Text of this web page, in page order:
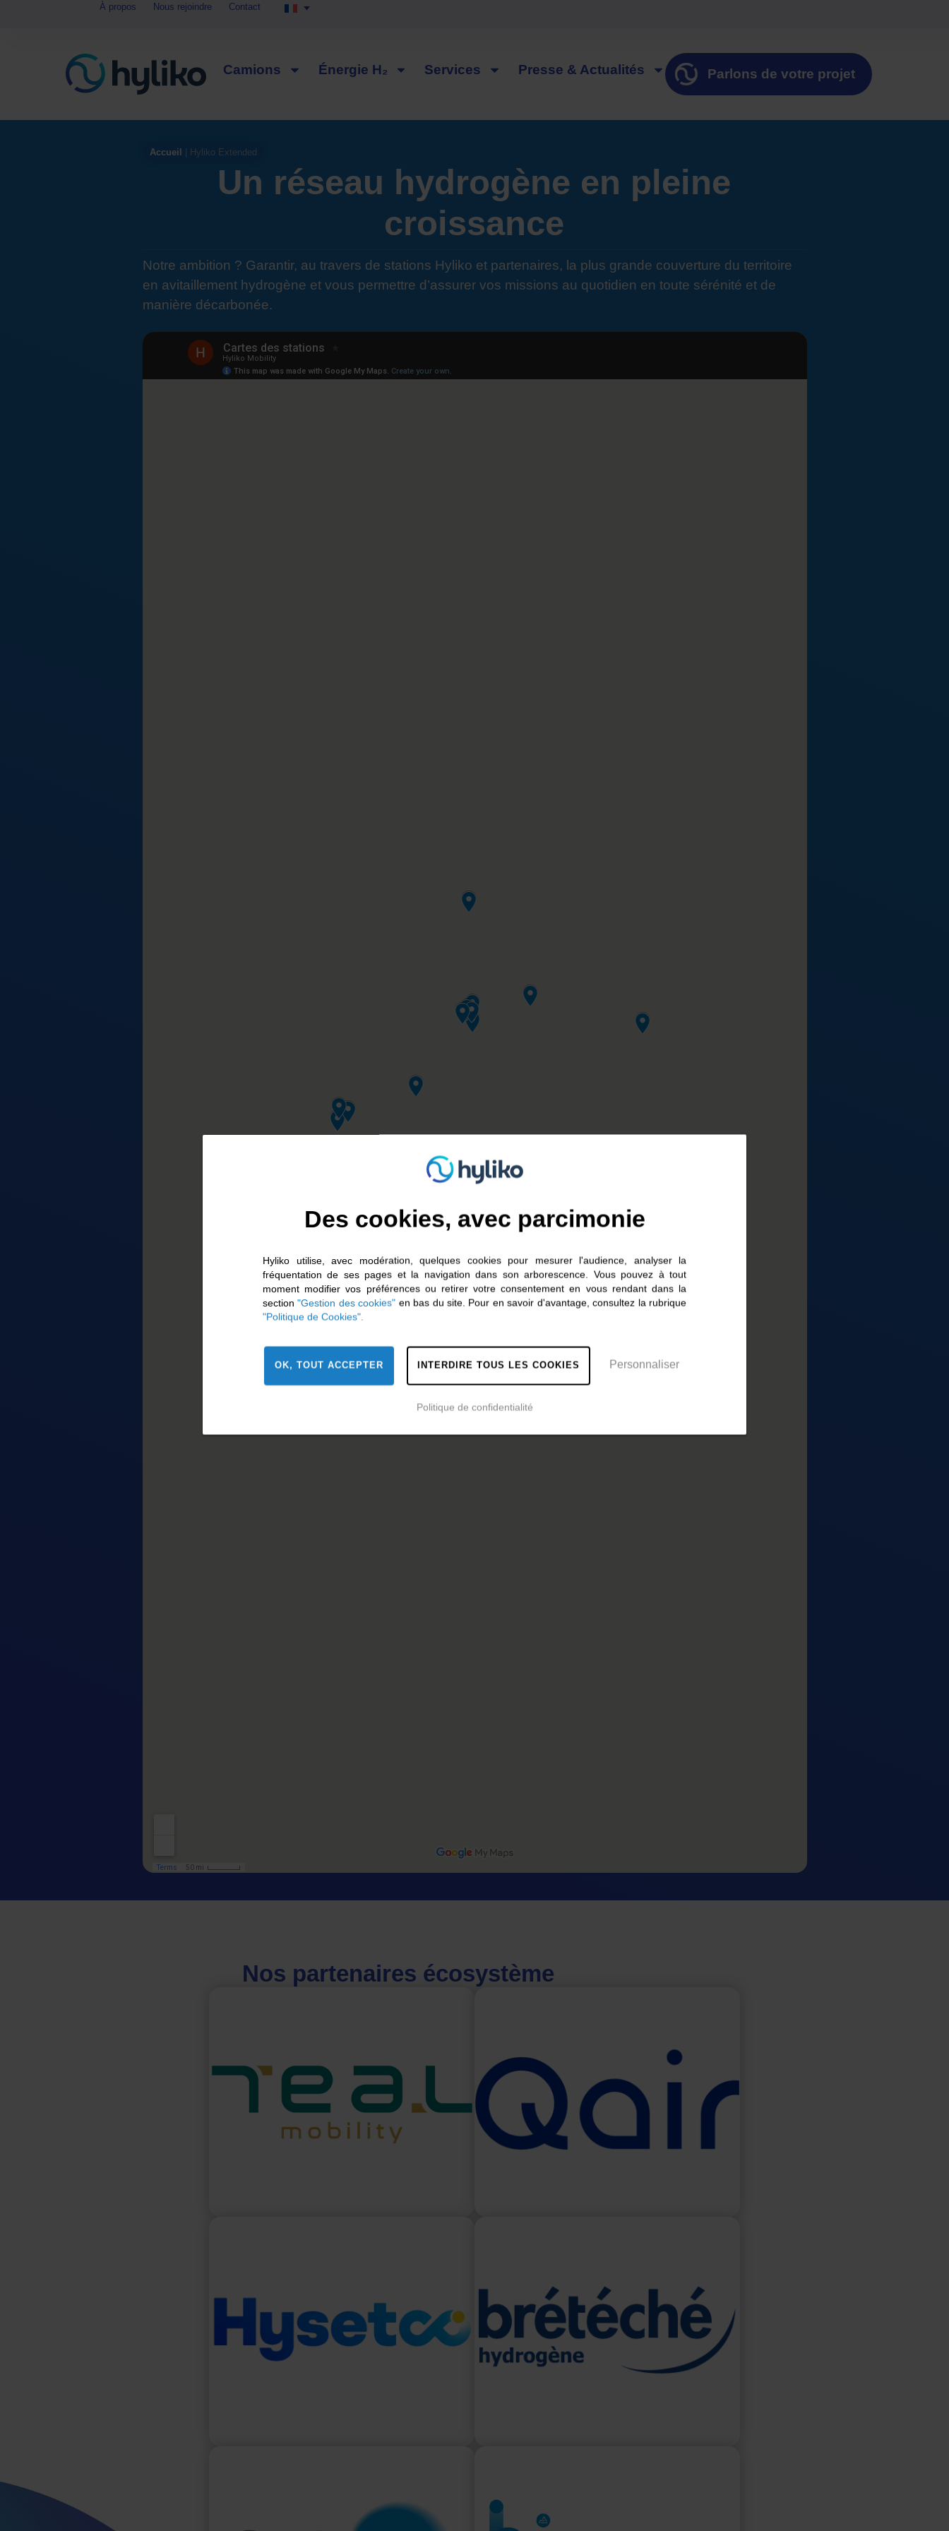
À propos Nous rejoindre Contact
Camions Énergie H₂ Services Presse & Actualités Parlons de votre projet
Accueil Hyliko Extended
Un réseau hydrogène en pleine
croissance​
Notre ambition ? Garantir, au travers de stations Hyliko et partenaires, la plus grande couverture du territoire
en avitaillement hydro­gène et vous permettre d’assurer vos missions au quotidien en toute sérénité et de
manière décarbonée.
Nos partenaires écosystème
Né de l'alliance entre TotalEnergies et Air
Liquide, TEAL Mobility développe des
stations hydrogène compatibles poids
lourds à travers le territoire français et
l'Europe. Ils sont notamment présents aux
Qair est un énergéticien européen
indépendant spécialisé dans les énergies
renouvelables. Qair développe des
installations de production à moyenne et
grande échelle et distribue son hydrogène
vert dans leurs stations implantées en
hydrogène qui offre une solution intégrée
de location de véhicules hydrogène légers
et utilitaires, en incluant tous les services
Brétéché Hydrogène
Les stations Brétéché située en Vendée
sont opérées sous la marque AVIA
Hydrogène, pour allier expertise locale et
visibilité nationale.
Le SYDEV est le Syndicat Départemental Son objectif est d’initier le marché de la
Panneau de gestion des cookies
Des cookies, avec parcimonie
Hyliko utilise, avec modération, quelques cookies pour mesurer l'audience, analyser la
fréquentation de ses pages et la navigation dans son arborescence. Vous pouvez à tout
moment modifier vos préférences ou retirer votre consentement en vous rendant dans la
section"Gestion des cookies" en bas du site. Pour en savoir d'avantage, consultez la rubrique
"Politique de Cookies".
OK, TOUT ACCEPTER INTERDIRE TOUS LES COOKIES Personnaliser
Politique de confidentialité